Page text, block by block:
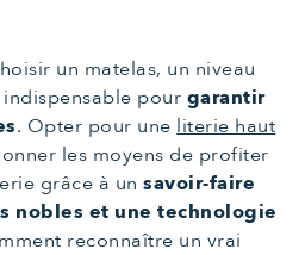
un matelas, un niveau
indispensable pour garantir
. Opter pour une literie haut
les moyens de profiter
grâce à unsavoir-faire
nobles et une technologie
reconnaître un vrai